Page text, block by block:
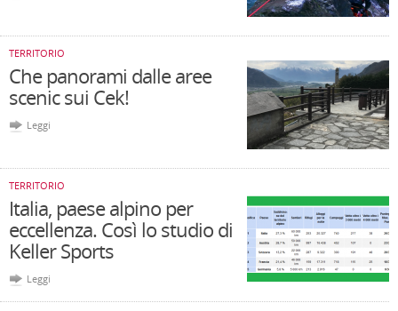
TERRITORIO
Che panorami dalle aree
scenic sui Cek!
Leggi
TERRITORIO
Italia, paese alpino per
eccellenza. Così lo studio di
Keller Sports
Leggi